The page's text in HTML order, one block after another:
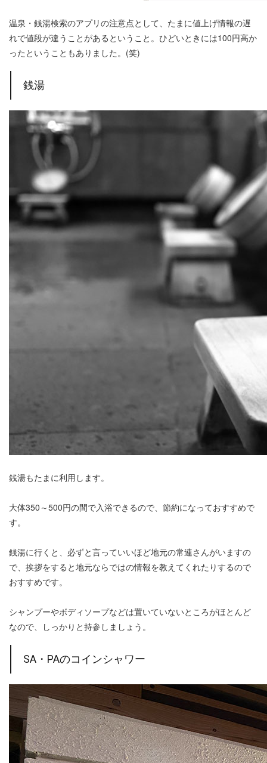
温泉・銭湯検索のアプリの注意点として、たまに値上げ情報の遅
れで値段が違うことがあるということ。ひどいときには100円高か
ったということもありました。(笑)
銭湯
銭湯もたまに利用します。
大体350～500円の間で入浴できるので、節約になっておすすめで
す。
銭湯に行くと、必ずと言っていいほど地元の常連さんがいますの
で、挨拶をすると地元ならではの情報を教えてくれたりするので
おすすめです。
シャンプーやボディソープなどは置いていないところがほとんど
なので、しっかりと持参しましょう。
SA・PAのコインシャワー